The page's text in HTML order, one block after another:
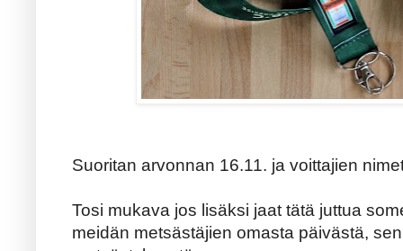
Suoritan arvonnan 16.11. ja voittajien
Tosi mukava jos lisäksi jaat tätä juttua
meidän metsästäjien omasta päivästä,